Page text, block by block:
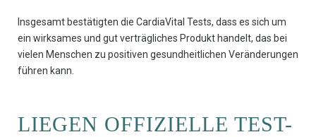
Insgesamt bestätigten die CardiaVital Tests, dass es sich um
ein wirksames und gut verträgliches Produkt handelt, das bei
vielen Menschen zu positiven gesundheitlichen Veränderungen
führen kann.
LIEGEN OFFIZIELLE TEST-